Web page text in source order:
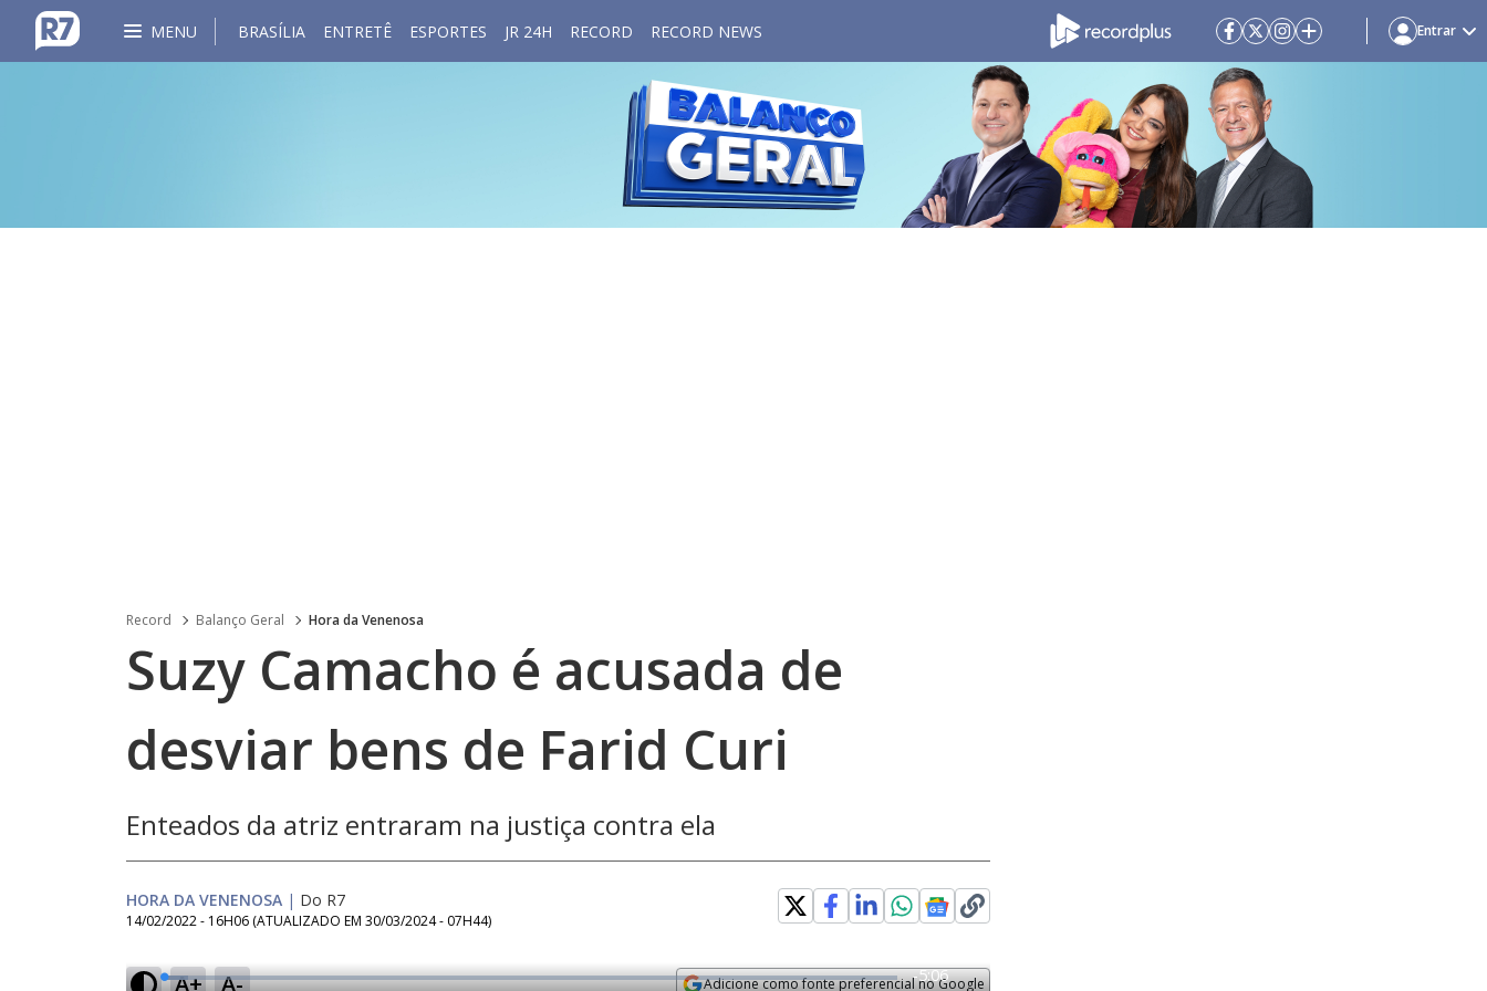
MENU BRASÍLIA ENTRETÊ ESPORTES JR 24H RECORD RECORD NEWS Entrar
Record Balanço Geral Hora da Venenosa
Suzy Camacho é acusada de
desviar bens de Farid Curi
Enteados da atriz entraram na justiça contra ela
HORA DA VENENOSA | Do R7
14/02/2022 - 16H06 (ATUALIZADO EM 30/03/2024 - 07H44)
A+ A- Adicione como fonte preferencial no Google
L
R
-5:06